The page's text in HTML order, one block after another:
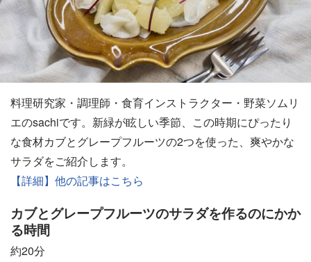
料理研究家・調理師・食育インストラクター・野菜ソムリ
エのsachiです。新緑が眩しい季節、この時期にぴったり
な食材カブとグレープフルーツの2つを使った、爽やかな
サラダをご紹介します。
【詳細】他の記事はこちら
カブとグレープフルーツのサラダを作るのにかか
る時間
約20分